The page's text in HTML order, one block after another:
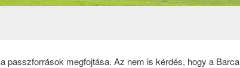
passzforrások megfojtása. Az nem is kérdés, hogy a Barca